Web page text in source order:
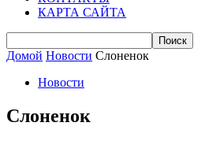
КАРТА САЙТА
Домой Новости Слоненок
Новости
Слоненок